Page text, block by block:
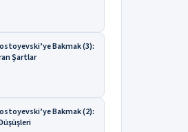
Bakmak (3):
Şartlar
Bakmak (2):